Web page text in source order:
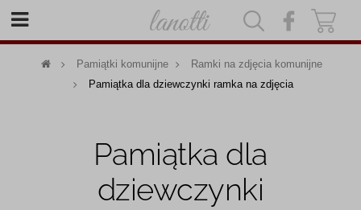
Pamiątki komunijne
Ramki na zdjęcia komunijne
Pamiątka dla dziewczynki ramka na zdjęcia
Pamiątka dla
dziewczynki